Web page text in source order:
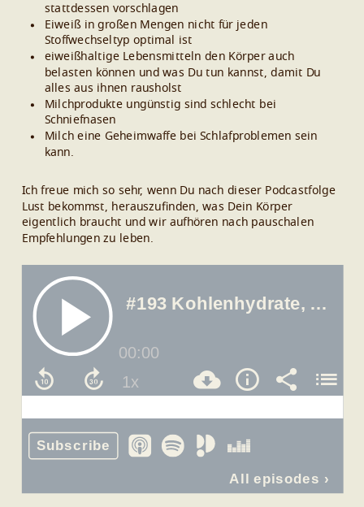
stattdessen vorschlagen
Eiweiß in großen Mengen nicht für jeden
Stoffwechseltyp optimal ist
eiweißhaltige Lebensmitteln den Körper auch
belasten können und was Du tun kannst, damit Du
alles aus ihnen rausholst
Milchprodukte ungünstig sind schlecht bei
Schniefnasen
Milch eine Geheimwaffe bei Schlafproblemen sein
kann.
Ich freue mich so sehr, wenn Du nach dieser Podcastfolge
Lust bekommst, herauszufinden, was Dein Körper
eigentlich braucht und wir aufhören nach pauschalen
Empfehlungen zu leben.